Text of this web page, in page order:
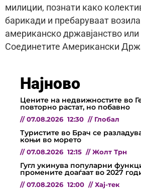
милиции, познати како
барикади и пребаруваат
американско државјанство
Соединетите Американски
Најново
Цените на недвижностите во
повторно растат, но побавно
// 07.08.2026 12:30 // Глобал
Туристите во Брач се
коњи во морето
// 07.08.2026 12:15 // Жолт Трн
Гугл укинува популарни
промените доаѓаат во 2027
// 07.08.2026 12:00 // Хај-тек